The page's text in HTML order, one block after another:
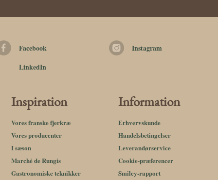
Facebook
Instagram
LinkedIn
Inspiration
Vores franske fjerkræ
Vores producenter
I sæson
Marché de Rungis
Gastronomiske teknikker
Information
Erhvervskunde
Handelsbetingelser
Leverandørservice
Cookie-præferencer
Smiley-rapport